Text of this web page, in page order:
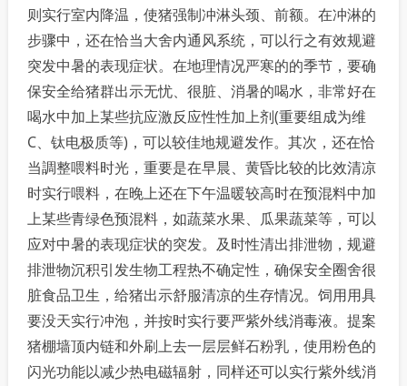
则实行室内降温，使猪强制冲淋头颈、前额。在冲淋的
步骤中，还在恰当大舍内通风系统，可以行之有效规避
突发中暑的表现症状。在地理情况严寒的的季节，要确
保安全给猪群出示无忧、很脏、消暑的喝水，非常好在
喝水中加上某些抗应激反应性性加上剂(重要组成为维
C、钛电极质等)，可以较佳地规避发作。其次，还在恰
当調整喂料时光，重要是在早晨、黄昏比较的比效清凉
时实行喂料，在晚上还在下午温暖较高时在预混料中加
上某些青绿色预混料，如蔬菜水果、瓜果蔬菜等，可以
应对中暑的表现症状的突发。及时性清出排泄物，规避
排泄物沉积引发生物工程热不确定性，确保安全圈舍很
脏食品卫生，给猪出示舒服清凉的生存情况。饲用用具
要没天实行冲泡，并按时实行要严紫外线消毒液。提案
猪棚墙顶内链和外刷上去一层层鲜石粉乳，使用粉色的
闪光功能以减少热电磁辐射，同样还可以实行紫外线消